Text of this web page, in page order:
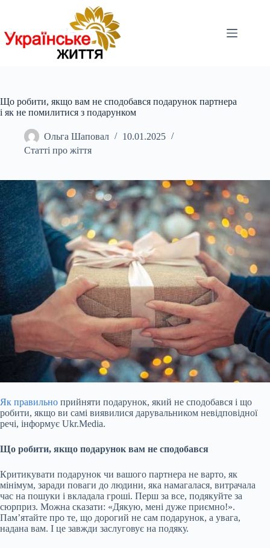
Що робити, якщо вам не сподобався подарунок партнера
і як не помилитися з подарунком
Ольга Шаповал
10.01.2025
Статті про жіття
Як правильно прийняти подарунок, який не сподобався і що
робити, якщо ви самі виявилися дарувальником невідповідної
речі, інформує Ukr.Media.
Що робити, якщо подарунок вам не сподобався
Критикувати подарунок чи вашого партнера не варто, як
мінімум, заради поваги до людини, яка намагалася, витрачала
час на пошуки і вкладала гроші. Перш за все, подякуйте за
сюрприз. Можна сказати: «Дякую, мені дуже приємно!».
Пам’ятайте про те, що дорогий не сам подарунок, а увага,
надана вам. І це завжди заслуговує на подяку.